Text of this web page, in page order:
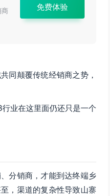
免费体验
同颠覆传统经销商之势，
业在这里面仍还只是一个
分销商，才能到达终端乡
，渠道的复杂性导致山寨